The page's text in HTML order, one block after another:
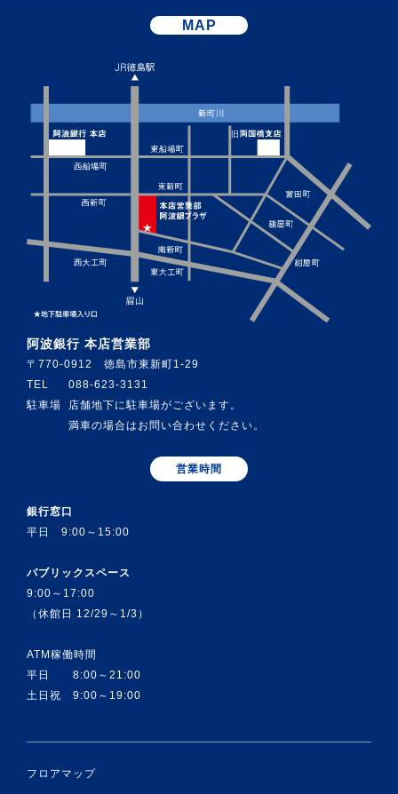
MAP
阿波銀行 本店営業部
〒770-0912 徳島市東新町1-29
TEL
088-623-3131
駐車場
店舗地下に駐車場がございます。
満車の場合はお問い合わせください。
営業時間
銀行窓口
平日 9:00～15:00
パブリックスペース
9:00～17:00
（休館日 12/29～1/3）
ATM稼働時間
平日 8:00～21:00
土日祝 9:00～19:00
フロアマップ